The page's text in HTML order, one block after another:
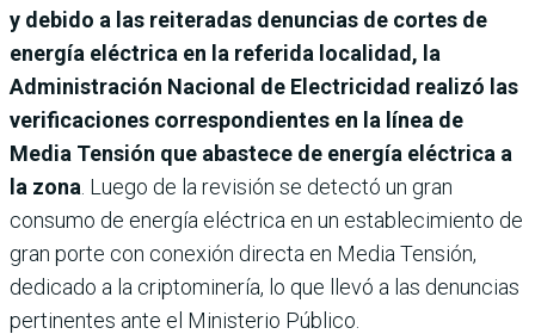
y debido a las reiteradas denuncias de cortes de
energía eléctrica en la referida localidad, la
Administración Nacional de Electricidad realizó las
verificaciones correspondientes en la línea de
Media Tensión que abastece de energía eléctrica a
la zona . Luego de la revisión se detectó un gran
consumo de energía eléctrica en un establecimiento de
gran porte con conexión directa en Media Tensión,
dedicado a la criptominería, lo que llevó a las denuncias
pertinentes ante el Ministerio Público.